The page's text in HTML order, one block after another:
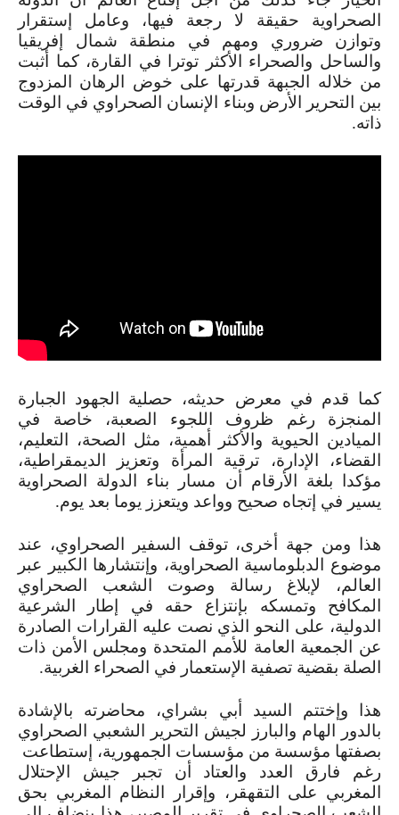
الصحراوية حقيقة لا رجعة فيها، وعامل إستقرار
وتوازن ضروري ومهم في منطقة شمال إفريقيا
والساحل والصحراء الأكثر توترا في القارة، كما أثبت
من خلاله الجبهة قدرتها على خوض الرهان المزدوج
بين التحرير الأرض وبناء الإنسان الصحراوي في الوقت
ذاته.
كما قدم في معرض حديثه، حصلية الجهود الجبارة
المنجزة رغم ظروف اللجوء الصعبة، خاصة في
الميادين الحيوية والأكثر أهمية، مثل الصحة، التعليم،
القضاء، الإدارة، ترقية المرأة وتعزيز الديمقراطية،
مؤكدا بلغة الأرقام أن مسار بناء الدولة الصحراوية
يسير في إتجاه صحيح وواعد ويتعزز يوما بعد يوم.
هذا ومن جهة أخرى، توقف السفير الصحراوي، عند
موضوع الدبلوماسية الصحراوية، وإنتشارها الكبير عبر
العالم، لإبلاغ رسالة وصوت الشعب الصحراوي
المكافح وتمسكه بإنتزاع حقه في إطار الشرعية
الدولية، على النحو الذي نصت عليه القرارات الصادرة
عن الجمعية العامة للأمم المتحدة ومجلس الأمن ذات
الصلة بقضية تصفية الإستعمار في الصحراء الغربية.
هذا وإختتم السيد أبي بشراي، محاضرته بالإشادة
بالدور الهام والبارز لجيش التحرير الشعبي الصحراوي
بصفتها مؤسسة من مؤسسات الجمهورية، إستطاعت
رغم فارق العدد والعتاد أن تجبر جيش الإحتلال
المغربي على التقهقر، وإقرار النظام المغربي بحق